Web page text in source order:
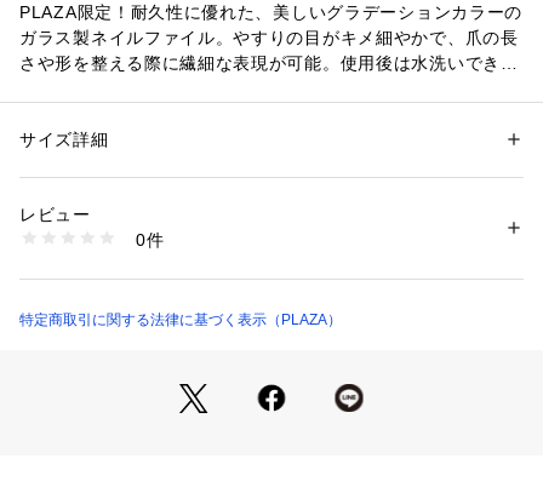
PLAZA限定！耐久性に優れた、美しいグラデーションカラーの
ガラス製ネイルファイル。やすりの目がキメ細やかで、爪の長
さや形を整える際に繊細な表現が可能。使用後は水洗いできる
性別：レディース
ップグッズ
1108200000044
サイズ詳細
レビュー
0件
特定商取引に関する法律に基づく表示（PLAZA）